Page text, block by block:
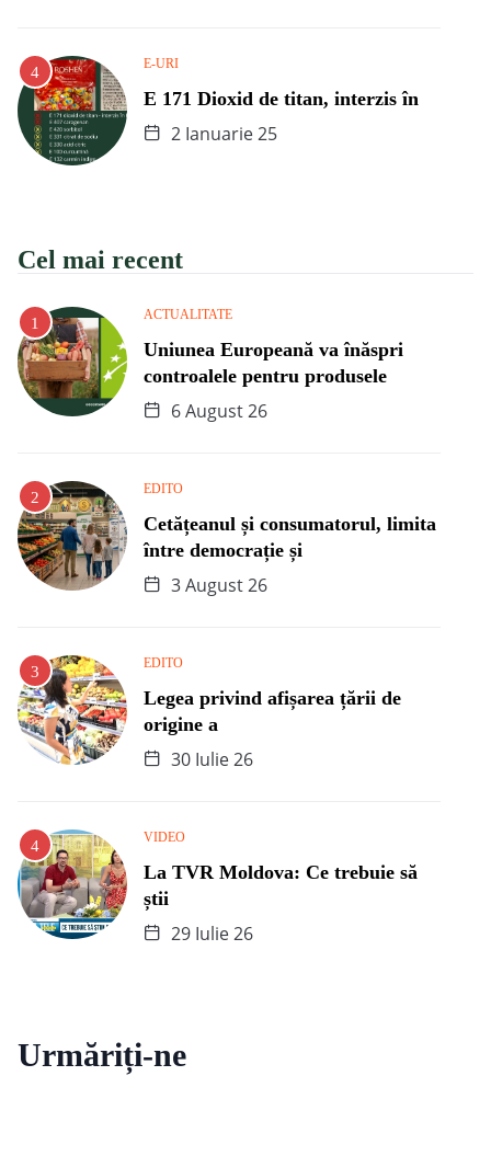
E-URI
E 171 Dioxid de titan, interzis în
2 Ianuarie 25
Cel mai recent
ACTUALITATE
Uniunea Europeană va înăspri
controalele pentru produsele
6 August 26
EDITO
Cetățeanul și consumatorul, limita
între democrație și
3 August 26
EDITO
Legea privind afișarea țării de
origine a
30 Iulie 26
VIDEO
La TVR Moldova: Ce trebuie să
știi
29 Iulie 26
Urmăriți-ne